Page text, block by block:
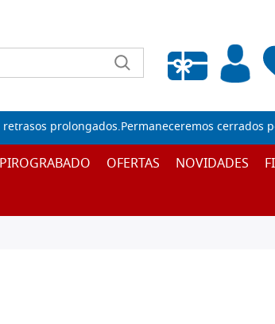
Lista de deseos vacía
prolongados.Permaneceremos cerrados
PIROGRABADO OFERTAS NOVIDADES